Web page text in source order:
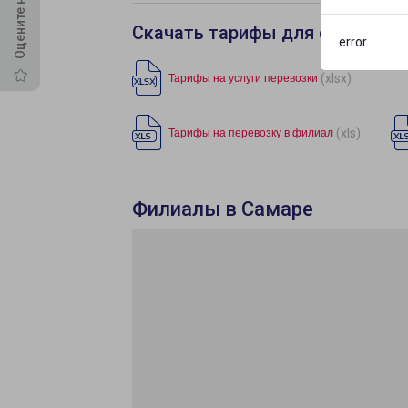
error
Скачать тарифы для филиала
Тарифы на услуги перевозки (xlsx)
Тарифы на перевозку в филиал (xls)
Филиалы в Самаре